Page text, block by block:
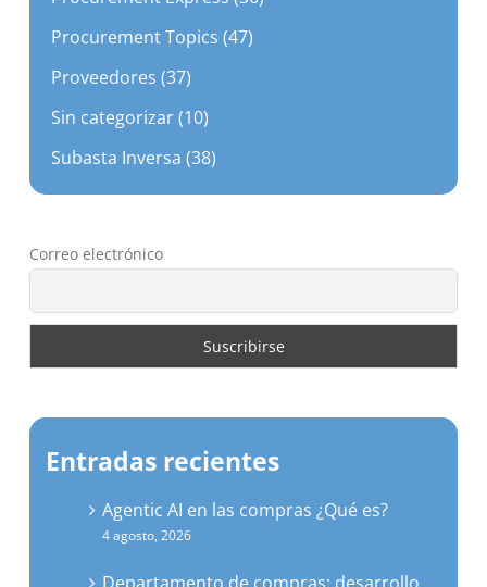
Procurement Topics (47)
Proveedores (37)
Sin categorizar (10)
Subasta Inversa (38)
Entradas recientes
Agentic AI en las compras ¿Qué es?
4 agosto, 2026
Departamento de compras: desarrollo